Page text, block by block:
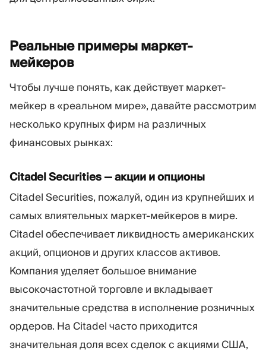
Реальные примеры маркет-
мейкеров
Чтобы лучше понять, как действует маркет-
мейкер в «реальном мире», давайте рассмотрим
несколько крупных фирм на различных
финансовых рынках:
Citadel Securities — акции и опционы
Citadel Securities, пожалуй, один из крупнейших и
самых влиятельных маркет-мейкеров в мире.
Citadel обеспечивает ликвидность американских
акций, опционов и других классов активов.
Компания уделяет большое внимание
высокочастотной торговле и вкладывает
значительные средства в исполнение розничных
ордеров. На Citadel часто приходится
значительная доля всех сделок с акциями США,